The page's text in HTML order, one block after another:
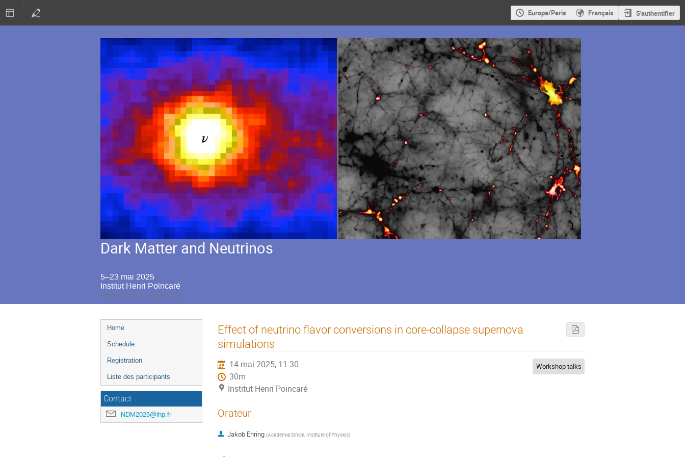
Europe/Paris Français S'authentifier
Dark Matter and Neutrinos
5–23 mai 2025
Institut Henri Poincaré
Fuseau horaire Europe/Paris
Menu
de
Home
Schedule
Registration
Liste des participants
Contact
NDM2025@ihp.fr
Effect of neutrino flavor conversions in core-collapse supernova
simulations
14 mai 2025, 11:30
30m
Institut Henri Poincaré
Workshop talks
Orateur
Jakob Ehring (Academia Sinica, Institute of Physics)